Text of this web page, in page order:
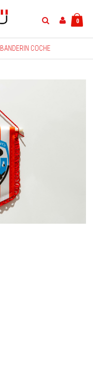
0
BANDERIN COCHE